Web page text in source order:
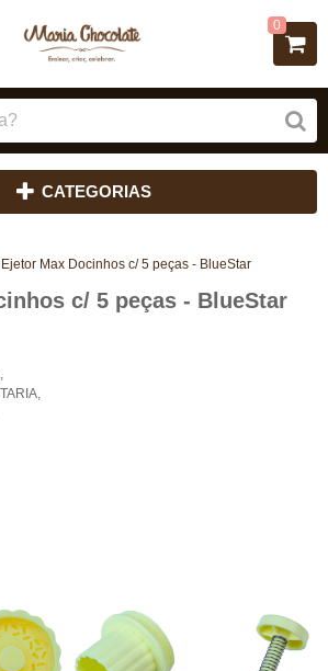
0
CATEGORIAS
Ejetor Max Docinhos c/ 5 peças - BlueStar
c/ 5 peças - BlueStar